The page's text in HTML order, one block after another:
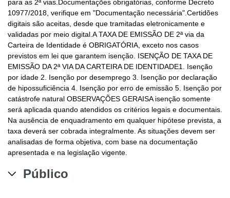
para as 2ª vias.Documentações obrigatórias, conforme Decreto
10977/2018, verifique em "Documentação necessária".Certidões
digitais são aceitas, desde que tramitadas eletronicamente e
validadas por meio digital.A TAXA DE EMISSÃO DE 2ª via da
Carteira de Identidade é OBRIGATÓRIA, exceto nos casos
previstos em lei que garantem isenção. ISENÇÃO DE TAXA DE
EMISSÃO DA 2ª VIA DA CARTEIRA DE IDENTIDADE1. Isenção
por idade 2. Isenção por desemprego 3. Isenção por declaração
de hipossuficiência 4. Isenção por erro de emissão 5. Isenção por
catástrofe natural OBSERVAÇÕES GERAISA isenção somente
será aplicada quando atendidos os critérios legais e documentais.
Na ausência de enquadramento em qualquer hipótese prevista, a
taxa deverá ser cobrada integralmente. As situações devem ser
analisadas de forma objetiva, com base na documentação
apresentada e na legislação vigente.
Público